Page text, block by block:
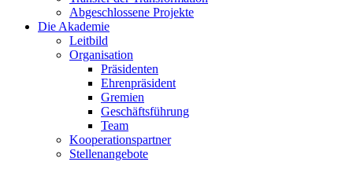
Abgeschlossene Projekte
Die Akademie
Leitbild
Organisation
Präsidenten
Ehrenpräsident
Gremien
Geschäftsführung
Team
Kooperationspartner
Stellenangebote